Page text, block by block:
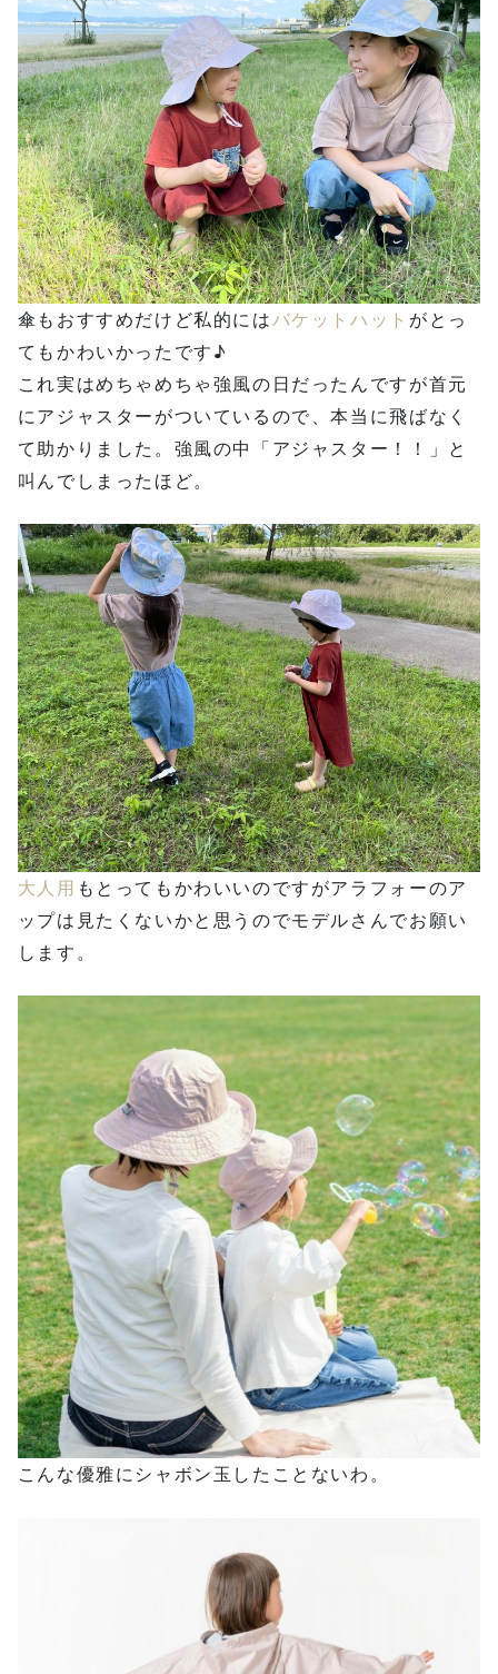
傘もおすすめだけど私的にはバケットハット がとっ
てもかわいかったです♪
これ実はめちゃめちゃ強風の日だったんですが首元
にアジャスターがついているので、本当に飛ばなく
て助かりました。強風の中「アジャスター！！」と
叫んでしまったほど。
大人用 もとってもかわいいのですがアラフォーのア
ップは見たくないかと思うのでモデルさんでお願い
します。
こんな優雅にシャボン玉したことないわ。